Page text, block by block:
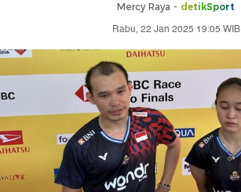
Mercy Raya - detikSport
Rabu, 22 Jan 2025 19:05 WIB